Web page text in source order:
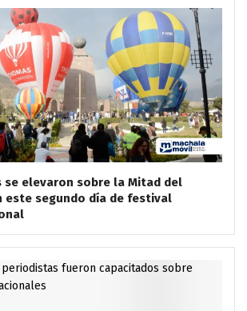
se elevaron sobre la Mitad del
este segundo día de festival